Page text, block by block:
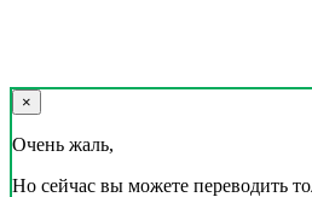
×
Очень жаль,
Но сейчас вы можете переводить